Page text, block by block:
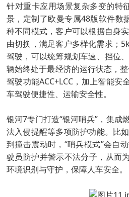
针对重卡应用场景复杂多变的特
景，定制了欧曼专属48版软件数
种不同模式，客户可以根据自身
由切换，满足客户多样化需求；
驾驶，可以统筹规划车速、挡位
辆始终处于最经济的运行状态，
驾驶功能ACC+LCC，加上智能安
车驾驶便捷性、运输安全性。
银河7专门打造“银河哨兵”，集成
法入侵提醒等多项防护功能。比
到撞击震动时，“哨兵模式”会自
驶员防护并警示不法分子，从而
环境识别与守护，保障人车安全。